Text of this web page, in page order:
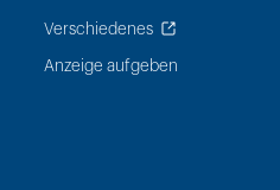
Verschiedenes
Anzeige aufgeben